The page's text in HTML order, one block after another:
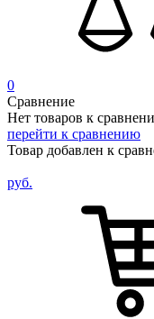
0
Сравнение
Нет товаров к
перейти к сравнению
Товар добавлен к
руб.